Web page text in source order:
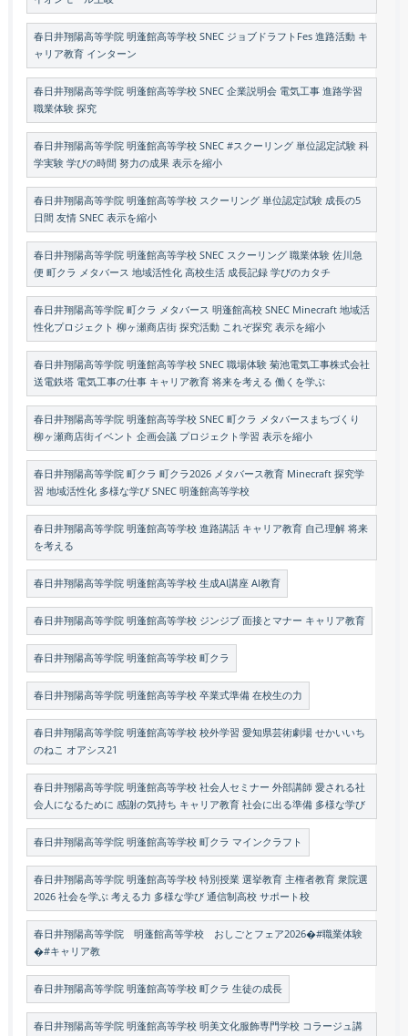
春日井翔陽高等学院 明蓬館高等学校 SNEC ジョブドラフトFes 進路活動 キ
ャリア教育 インターン
春日井翔陽高等学院 明蓬館高等学校 SNEC 企業説明会 電気工事 進路学習
職業体験 探究
春日井翔陽高等学院 明蓬館高等学校 SNEC #スクーリング 単位認定試験 科
学実験 学びの時間 努力の成果 表示を縮小
春日井翔陽高等学院 明蓬館高等学校 スクーリング 単位認定試験 成長の5
日間 友情 SNEC 表示を縮小
春日井翔陽高等学院 明蓬館高等学校 SNEC スクーリング 職業体験 佐川急
便 町クラ メタバース 地域活性化 高校生活 成長記録 学びのカタチ
春日井翔陽高等学院 町クラ メタバース 明蓬館高校 SNEC Minecraft 地域活
性化プロジェクト 柳ヶ瀬商店街 探究活動 これぞ探究 表示を縮小
春日井翔陽高等学院 明蓬館高等学校 SNEC 職場体験 菊池電気工事株式会社
送電鉄塔 電気工事の仕事 キャリア教育 将来を考える 働くを学ぶ
春日井翔陽高等学院 明蓬館高等学校 SNEC 町クラ メタバースまちづくり
柳ヶ瀬商店街イベント 企画会議 プロジェクト学習 表示を縮小
春日井翔陽高等学院 町クラ 町クラ2026 メタバース教育 Minecraft 探究学
習 地域活性化 多様な学び SNEC 明蓬館高等学校
春日井翔陽高等学院 明蓬館高等学校 進路講話 キャリア教育 自己理解 将来
を考える
春日井翔陽高等学院 明蓬館高等学校 生成AI講座 AI教育
春日井翔陽高等学院 明蓬館高等学校 ジンジブ 面接とマナー キャリア教育
春日井翔陽高等学院 明蓬館高等学校 町クラ
春日井翔陽高等学院 明蓬館高等学校 卒業式準備 在校生の力
春日井翔陽高等学院 明蓬館高等学校 校外学習 愛知県芸術劇場 せかいいち
のねこ オアシス21
春日井翔陽高等学院 明蓬館高等学校 社会人セミナー 外部講師 愛される社
会人になるために 感謝の気持ち キャリア教育 社会に出る準備 多様な学び
春日井翔陽高等学院 明蓬館高等学校 町クラ マインクラフト
春日井翔陽高等学院 明蓬館高等学校 特別授業 選挙教育 主権者教育 衆院選
2026 社会を学ぶ 考える力 多様な学び 通信制高校 サポート校
春日井翔陽高等学院 明蓬館高等学校 おしごとフェア2026�#職業体験
�#キャリア教
春日井翔陽高等学院 明蓬館高等学校 町クラ 生徒の成長
春日井翔陽高等学院 明蓬館高等学校 明美文化服飾専門学校 コラージュ講